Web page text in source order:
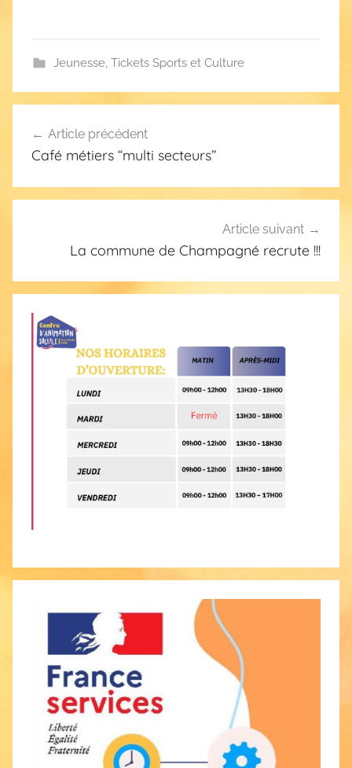
Jeunesse, Tickets Sports et Culture
de
Article précédent
Café métiers “multi secteurs”
Article suivant
La commune de Champagné recrute !!!